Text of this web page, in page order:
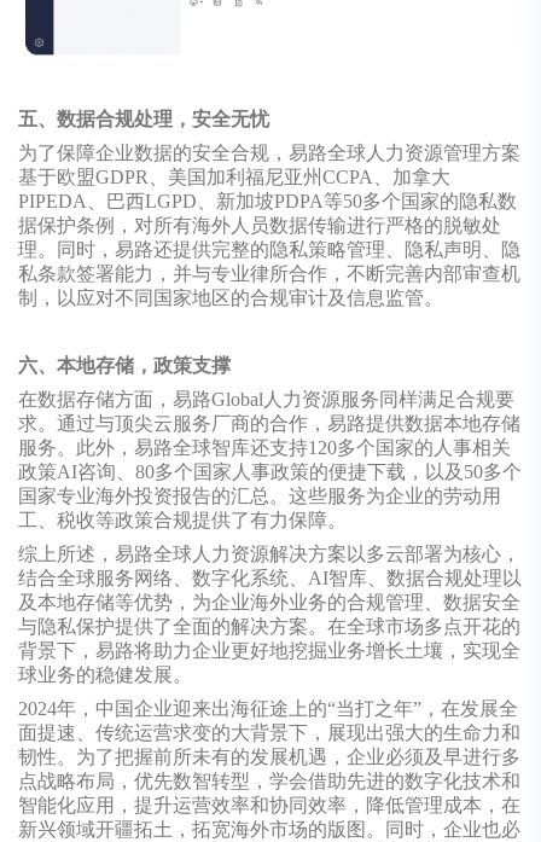
五、数据合规处理，安全无忧
为了保障企业数据的安全合规，易路全球人力资源管理方案
基于欧盟GDPR、美国加利福尼亚州CCPA、加拿大
PIPEDA、巴西LGPD、新加坡PDPA等50多个国家的隐私数
据保护条例，对所有海外人员数据传输进行严格的脱敏处
理。同时，易路还提供完整的隐私策略管理、隐私声明、隐
私条款签署能力，并与专业律所合作，不断完善内部审查机
制，以应对不同国家地区的合规审计及信息监管。
六、本地存储，政策支撑
在数据存储方面，易路Global人力资源服务同样满足合规要
求。通过与顶尖云服务厂商的合作，易路提供数据本地存储
服务。此外，易路全球智库还支持120多个国家的人事相关
政策AI咨询、80多个国家人事政策的便捷下载，以及50多个
国家专业海外投资报告的汇总。这些服务为企业的劳动用
工、税收等政策合规提供了有力保障。
综上所述，易路全球人力资源解决方案以多云部署为核心，
结合全球服务网络、数字化系统、AI智库、数据合规处理以
及本地存储等优势，为企业海外业务的合规管理、数据安全
与隐私保护提供了全面的解决方案。在全球市场多点开花的
背景下，易路将助力企业更好地挖掘业务增长土壤，实现全
球业务的稳健发展。
2024年，中国企业迎来出海征途上的“当打之年”，在发展全
面提速、传统运营求变的大背景下，展现出强大的生命力和
韧性。为了把握前所未有的发展机遇，企业必须及早进行多
点战略布局，优先数智转型，学会借助先进的数字化技术和
智能化应用，提升运营效率和协同效率，降低管理成本，在
新兴领域开疆拓土，拓宽海外市场的版图。同时，企业也必